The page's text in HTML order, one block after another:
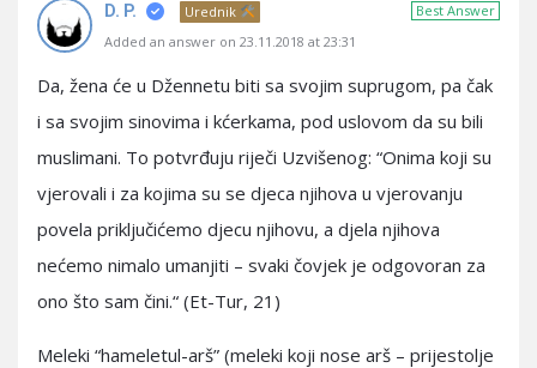
Best Answer
D. P.
Urednik
Added an answer on 23.11.2018 at 23:31
Da, žena će u Džennetu biti sa svojim suprugom, pa čak
i sa svojim sinovima i kćerkama, pod uslovom da su bili
muslimani. To potvrđuju riječi Uzvišenog: “Onima koji su
vjerovali i za kojima su se djeca njihova u vjerovanju
povela priključićemo djecu njihovu, a djela njihova
nećemo nimalo umanjiti – svaki čovjek je odgovoran za
ono što sam čini.“ (Et-Tur, 21)
Meleki “hameletul-arš” (meleki koji nose arš – prijestolje